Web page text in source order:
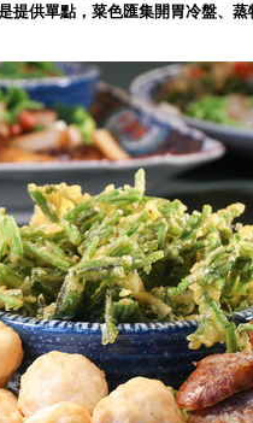
提供單點，菜色匯集開胃冷盤、蒸